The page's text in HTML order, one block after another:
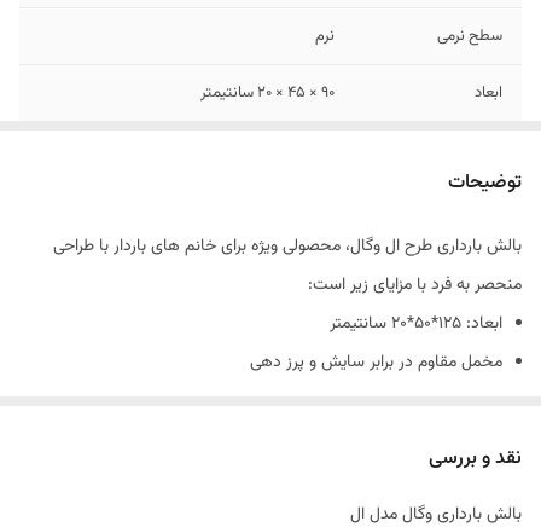
سطح نرمی نرم
ابعاد 90 × 45 × 20 سانتیمتر
آبی , صورتی , کرم , نسکافه ای
ارسال کالا ارسال کالای خواب متین تا کمتر از 7 روز کاری آینده
توضیحات
بالش بارداری طرح ال وگال، محصولی ویژه برای خانم های باردار با طراحی
منحصر به فرد با مزایای زیر است:
ابعاد: 125*50*20 سانتیمتر
مخمل مقاوم در برابر سایش و پرز دهی
رشد و تکثیر باکتری ها و میکروب ها
نقد و بررسی
بالش بارداری وگال مدل ال